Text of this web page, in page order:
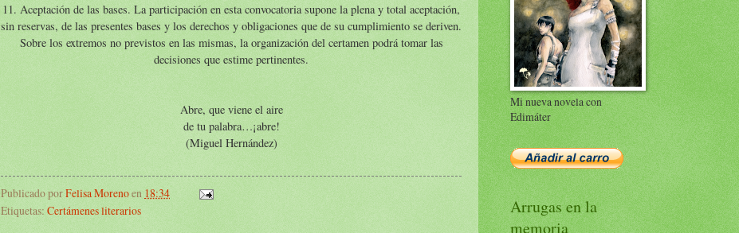
11. Aceptación de las bases. La participación en esta convocatoria supone la plena y total aceptación,
sin reservas, de las presentes bases y los derechos y obligaciones que de su cumplimiento se deriven.
Sobre los extremos no previstos en las mismas, la organización del certamen podrá tomar las
decisiones que estime pertinentes.
Abre, que viene el aire
de tu palabra…¡abre!
(Miguel Hernández)
Publicado porFelisa Morenoen 18:34
Etiquetas: Certámenes literarios
Mi nueva novela con
Edimáter
Arrugas en la
memoria